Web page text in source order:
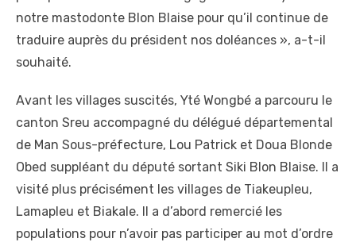
notre mastodonte Blon Blaise pour qu’il continue de
traduire auprès du président nos doléances », a-t-il
souhaité.
Avant les villages suscités, Yté Wongbé a parcouru le
canton Sreu accompagné du délégué départemental
de Man Sous-préfecture, Lou Patrick et Doua Blonde
Obed suppléant du député sortant Siki Blon Blaise. Il a
visité plus précisément les villages de Tiakeupleu,
Lamapleu et Biakale. Il a d’abord remercié les
populations pour n’avoir pas participer au mot d’ordre